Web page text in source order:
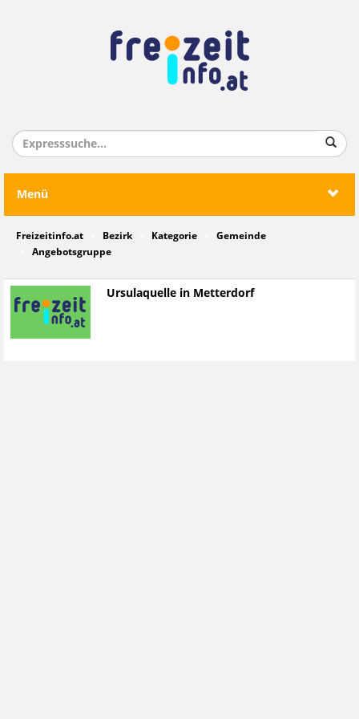
Menü
Freizeitinfo.at Bezirk Kategorie
Gemeinde
Angebotsgruppe
Ursulaquelle in Metterdorf